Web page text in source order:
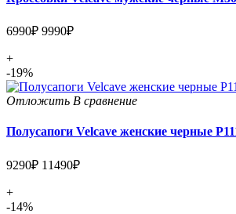
6990₽ 9990₽
+
-19%
Отложить В сравнение
Полусапоги Velcave женские черные
9290₽ 11490₽
+
-14%